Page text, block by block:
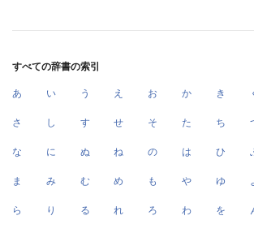
すべての辞書の索引
あ い う え お か き
さ し す せ そ た ち
な に ぬ ね の は ひ
ま み む め も や ゆ
ら り る れ ろ わ を